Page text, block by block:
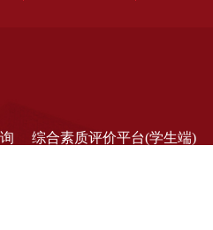
综合素质评价平台(学生端)